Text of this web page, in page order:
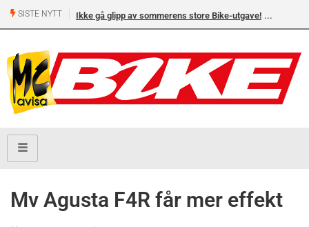
SISTE NYTT Ikke gå glipp av sommerens store Bike-utgave!
Mv Agusta F4R får mer effekt